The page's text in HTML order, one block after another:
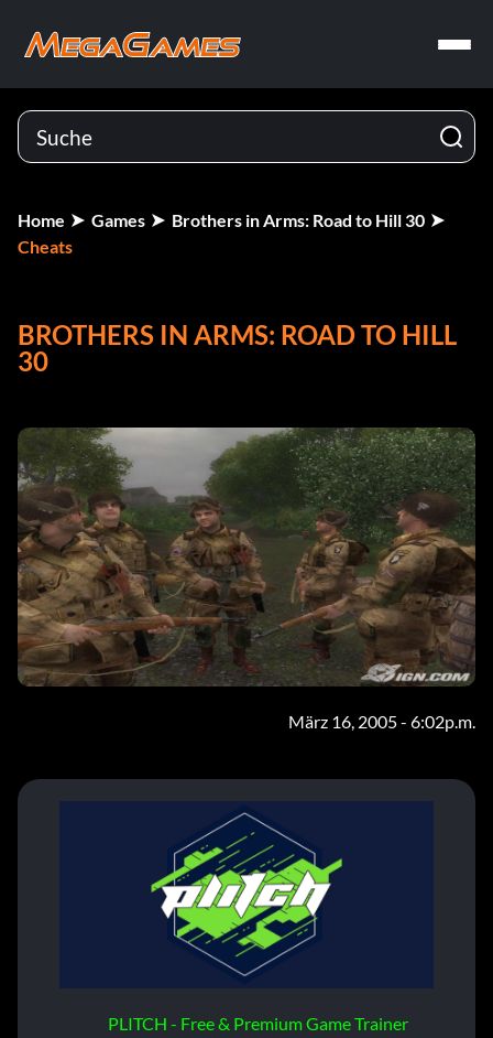
Home Games
Brothers in Arms: Road to Hill 30
Cheats
BROTHERS IN ARMS: ROAD TO HILL
30
März 16, 2005 - 6:02p.m.
PLITCH - Free & Premium Game Trainer